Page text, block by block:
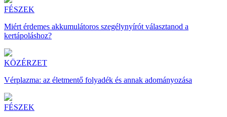
FÉSZEK
Miért érdemes akkumulátoros szegélynyírót választanod a
kertápoláshoz?
KÖZÉRZET
Vérplazma: az életmentő folyadék és annak adományozása
FÉSZEK